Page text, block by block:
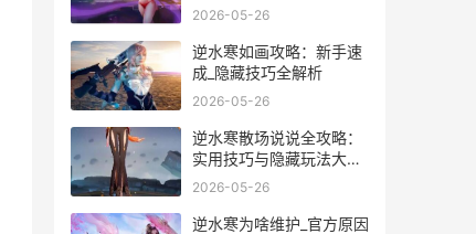
2026-05-26
逆水寒如画攻略：新手速
成_隐藏技巧全解析
2026-05-26
逆水寒散场说说全攻略：
实用技巧与隐藏玩法大揭
秘
2026-05-26
逆水寒为啥维护_官方原因